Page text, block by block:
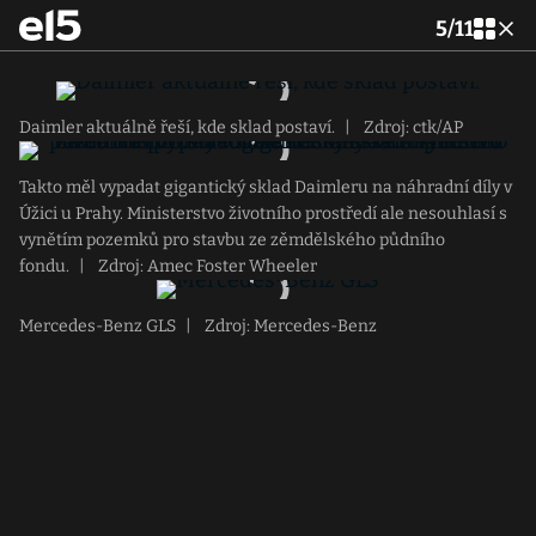
5/11
Daimler aktuálně řeší, kde sklad postaví. Zdroj: ctk/AP
Takto měl vypadat gigantický sklad Daimleru na náhradní díly v
Úžici u Prahy. Ministerstvo životního prostředí ale nesouhlasí s
vynětím pozemků pro stavbu ze zěmdělského půdního
fondu.
Zdroj: Amec Foster Wheeler
Mercedes-Benz GLS Zdroj: Mercedes-Benz